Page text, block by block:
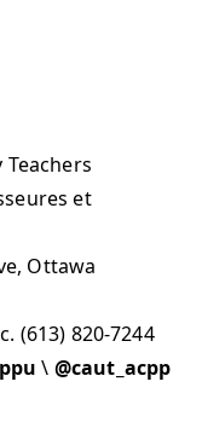
et
Ottawa
(613) 820-7244
\ @caut_acpp